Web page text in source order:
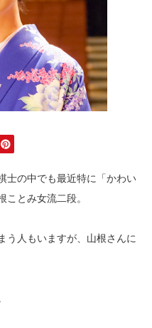
士の中でも最近特に「かわい
ことみ女流二段。
う人もいますが、山根さんに